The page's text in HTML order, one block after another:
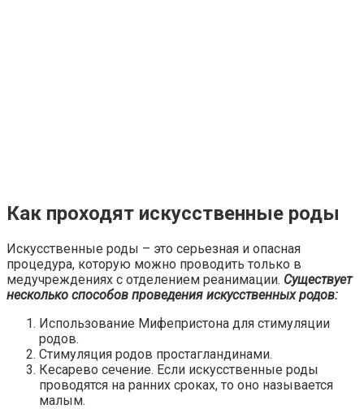
Как проходят искусственные роды
Искусственные роды – это серьезная и опасная
процедура, которую можно проводить только в
медучреждениях с отделением реанимации. Существует
несколько способов проведения искусственных родов:
Использование Мифепристона для стимуляции
родов.
Стимуляция родов простагландинами.
Кесарево сечение. Если искусственные роды
проводятся на ранних сроках, то оно называется
малым.